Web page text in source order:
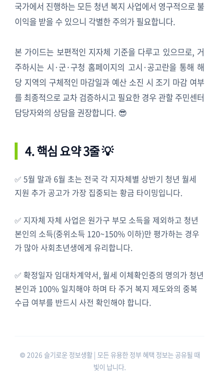
국가에서 진행하는 모든 청년 복지 사업에서 영구적으로 불
이익을 받을 수 있으니 각별한 주의가 필요합니다.
본 가이드는 보편적인 지자체 기준을 다루고 있으므로, 거
주하시는 시·군·구청 홈페이지의 고시·공고란을 통해 해
당 지역의 구체적인 마감일과 예산 소진 시 조기 마감 여부
를 최종적으로 교차 검증하시고 필요한 경우 관할 주민센터
담당자와의 상담을 권장합니다. 😎
4. 핵심 요약 3줄 💡
✅ 5월 말과 6월 초는 전국 각 지자체별 상반기 청년 월세
지원 추가 공고가 가장 집중되는 황금 타이밍입니다.
✅ 지자체 자체 사업은 원가구 부모 소득을 제외하고 청년
본인의 소득(중위소득 120~150% 이하)만 평가하는 경우
가 많아 사회초년생에게 유리합니다.
✅ 확정일자 임대차계약서, 월세 이체확인증의 명의가 청년
본인과 100% 일치해야 하며 타 주거 복지 제도와의 중복
수급 여부를 반드시 사전 확인해야 합니다.
© 2026 슬기로운 정보생활 | 모든 유용한 정부 혜택 정보는 공유될 때
빛이 납니다.